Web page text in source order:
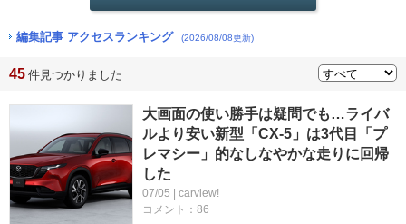
編集記事 アクセスランキング (2026/08/08更新)
45 件見つかりました
大画面の使い勝手は疑問でも…ライバ
ルより安い新型「CX-5」は3代目「プ
レマシー」的なしなやかな走りに回帰
した
07/05 | carview!
コメント：86